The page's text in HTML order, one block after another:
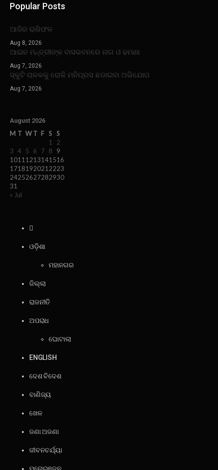
Popular Posts
ଆଜିର ରାଶିଫଳ
Aug 8, 2026
ଆଇନ ମନ୍ତ୍ରୀଙ୍କ ବାସଭବନରେ ନାଗ ଓ ଢମଣା
Aug 7, 2026
ସ୍କୁଟି ଚାଳକକୁ ରୋକି ମନିପ୍ରସ ଛଡାଇବା ଅଭିଯୋଗ
Aug 7, 2026
August 2026
M T W T F S S
1
2
3 4 5 6 7 8
9
10111213141516
17181920212223
24252627282930
31
« Jul
ଓଡ଼ିଶା
ମହାନଗର
ଜିଲ୍ଲା
ରାଜନୀତି
ଅପରାଧ
ଘୋଟାଲା
ENGLISH
ଦେଶ ବିଦେଶ
ବାଣିଜ୍ୟ
ଖେଳ
ଜଣା ଅଜଣା
ଜୀବନଚର୍ଯ୍ୟା